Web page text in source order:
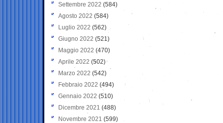
Settembre 2022 (584)
Agosto 2022 (584)
Luglio 2022 (562)
Giugno 2022 (521)
Maggio 2022 (470)
Aprile 2022 (502)
Marzo 2022 (542)
Febbraio 2022 (494)
Gennaio 2022 (510)
Dicembre 2021 (488)
Novembre 2021 (599)